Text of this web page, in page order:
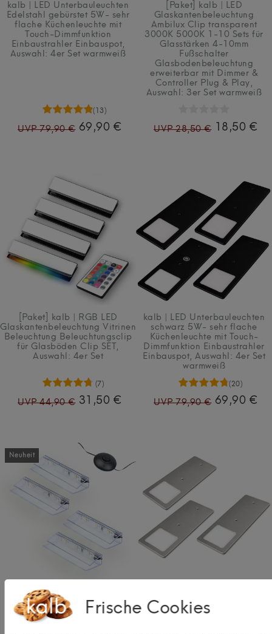
kalb | LED Unterbauleuchten
Edelstahl gebürstet 5W- sehr
flache Küchenleuchte mit
Touch-Dimmfunktion
Einbaustrahler Einbauspot
Auswahl: 4er Set warmweiß
(13)
UVP 79,90 € 69,90 €
[Paket] kalb | LED
Glaskantenbeleuchtung
Ambilux Clip transparent
3000K 5000K 1-10 Sets für
Glasstärken 4-10mm
Fußschalter
Glasbodenbeleuchtung
erweiterbar mit Dimmer &
Controller Plug & Play
Auswahl: 3er Set warmweiß
UVP 28,50 € 18,50 €
[Paket] kalb | RGB LED
Glaskantenbeleuchtung Vitrinen
Beleuchtung Beleuchtungsclip
für Glasböden Clip SET
Auswahl: 4er Set
(7)
UVP 44,90 € 31,50 €
kalb | LED Unterbauleuchten
schwarz 5W- sehr flache
Küchenleuchte mit Touch-
Dimmfunktion Einbaustrahler
Einbauspot , Auswahl: 4er Set
warmweiß
(20)
UVP 79,90 € 69,90 €
Neuheit
[Paket] kalb | LED
Glaskantenbeleuchtung
Ambilux Clip transparent
3000K 5000K 1-10 Sets für
silber 5W- sehr flache
Küchenleuchte für schaltbare
Frische Cookies